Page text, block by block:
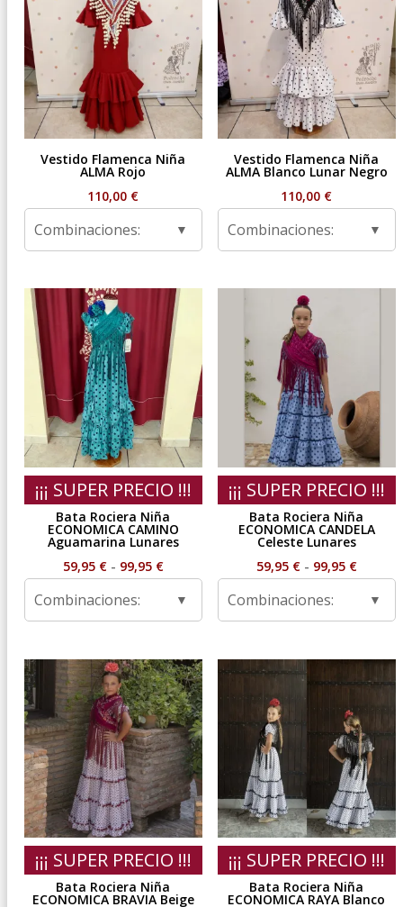
Vestido Flamenca Niña
ALMA Rojo
110,00 €
Combinaciones:
Vestido Flamenca Niña
ALMA Blanco Lunar Negro
110,00 €
Combinaciones:
¡¡¡ SUPER PRECIO !!!
Bata Rociera Niña
ECONOMICA CAMINO
Aguamarina Lunares
59,95 € - 99,95 €Rango
59,95 €
hasta
99,95 €
Combinaciones:
¡¡¡ SUPER PRECIO !!!
Bata Rociera Niña
ECONOMICA CANDELA
Celeste Lunares
59,95 € - 99,95 €Rango
59,95 €
hasta
99,95 €
Combinaciones:
¡¡¡ SUPER PRECIO !!!
Bata Rociera Niña
ECONOMICA BRAVIA Beige
¡¡¡ SUPER PRECIO !!!
Bata Rociera Niña
ECONOMICA RAYA Blanco